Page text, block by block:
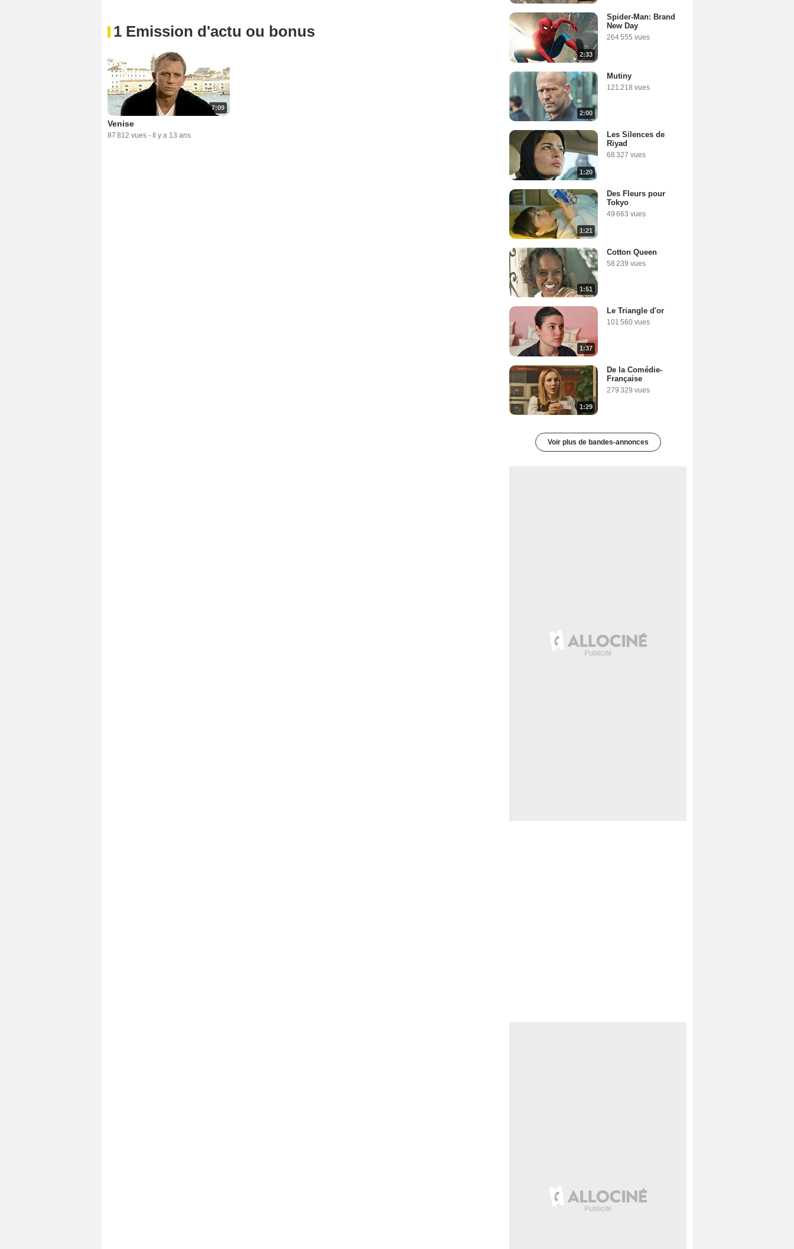
1 Emission d'actu ou bonus
7:09
Venise
87 812 vues - Il y a 13 ans
2:33
Spider-Man: Brand
New Day
264 555 vues
2:00
Mutiny
121 218 vues
1:20
Les Silences de
Riyad
68 327 vues
1:21
Des Fleurs pour
Tokyo
49 663 vues
1:51
Cotton Queen
58 239 vues
1:37
Le Triangle d'or
101 560 vues
1:29
De la Comédie-
Française
279 329 vues
Voir plus de bandes-annonces